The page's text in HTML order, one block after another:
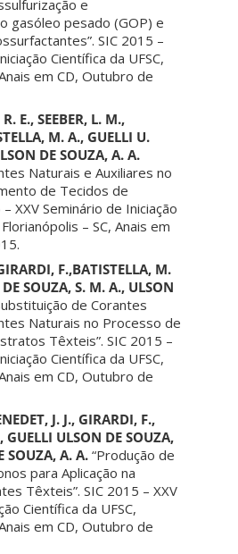
e
gasóleo pesado (GOP) e
SIC 2015 –
Científica da UFSC,
em CD, Outubro de
E., SEEBER, L. M.,
M. A., GUELLI U.
DE SOUZA, A. A.
Naturais e Auxiliares no
de Tecidos de
XXV Seminário de Iniciação
– SC, Anais em
F.,BATISTELLA, M.
SOUZA, S. M. A., ULSON
de Corantes
Naturais no Processo de
Têxteis”. SIC 2015 –
Científica da UFSC,
em CD, Outubro de
J. J., GIRARDI, F.,
GUELLI ULSON DE SOUZA,
SOUZA, A. A. “Produção de
para Aplicação na
Têxteis”. SIC 2015 – XXV
Científica da UFSC,
em CD, Outubro de